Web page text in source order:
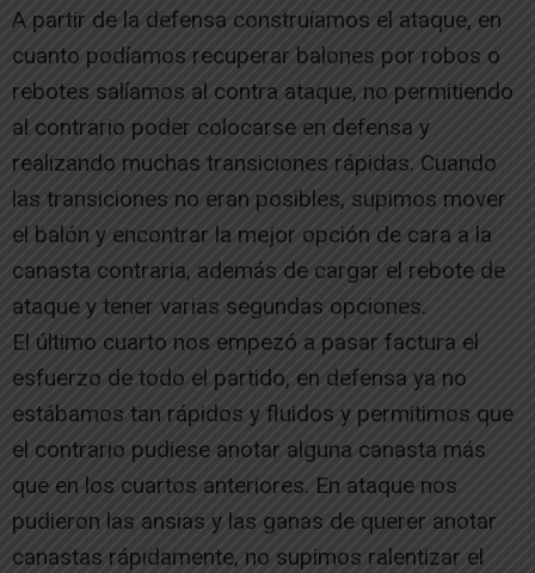
A partir de la defensa construíamos el ataque, en
cuanto podíamos recuperar balones por robos o
rebotes salíamos al contra ataque, no permitiendo
al contrario poder colocarse en defensa y
realizando muchas transiciones rápidas. Cuando
las transiciones no eran posibles, supimos mover
el balón y encontrar la mejor opción de cara a la
canasta contraria, además de cargar el rebote de
ataque y tener varias segundas opciones.
El último cuarto nos empezó a pasar factura el
esfuerzo de todo el partido, en defensa ya no
estábamos tan rápidos y fluidos y permitimos que
el contrario pudiese anotar alguna canasta más
que en los cuartos anteriores. En ataque nos
pudieron las ansias y las ganas de querer anotar
canastas rápidamente, no supimos ralentizar el